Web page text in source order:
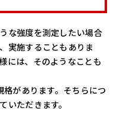
な強度を測定したい場合
実施することもありま
には、そのようなことも
があります。そちらにつ
いただきます。